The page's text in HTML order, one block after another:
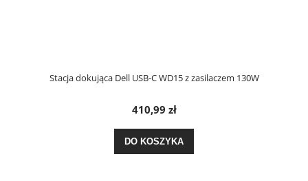
Stacja dokująca Dell USB-C WD15 z zasilaczem 130W
410,99 zł
DO KOSZYKA